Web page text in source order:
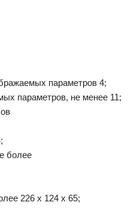
параметров 4;
параметров, не менее 11;
более
226 х 124 х 65;